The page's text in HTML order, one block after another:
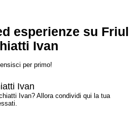
esperienze su Friul
Ivan
per primo!
Ivan
Ivan? Allora condividi qui la tua